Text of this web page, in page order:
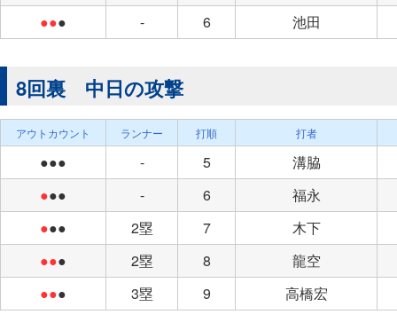
●●● - 6 池田
8回裏 中日の攻撃
アウトカウント ランナー 打順 打者
●●● - 5
溝脇
●●● - 6
福永
●●● 2塁 7
木下
●●● 2塁 8
龍空
●●● 3塁 9 高橋宏